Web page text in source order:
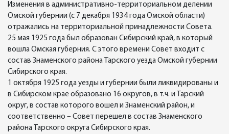
Изменения в административно-территориальном делении
Омской губернии (с 7 декабря 1934 года Омской области)
отражались на территориальной принадлежности Совета.
25 мая 1925 года был образован Сибирский край, в который
вошла Омская губерния. С этого времени Совет входит с
состав Знаменского района Тарского уезда Омской губернии
Сибирского края.
1 октября 1925 года уезды и губернии были ликвидированы и
в Сибирском крае образовано 16 округов, в т.ч. и Тарский
округ, в состав которого вошел и Знаменский район, и
соответственно – Совет перешел в состав Знаменского
района Тарского округа Сибирского края.